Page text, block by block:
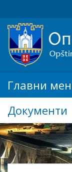
Главни
Документи